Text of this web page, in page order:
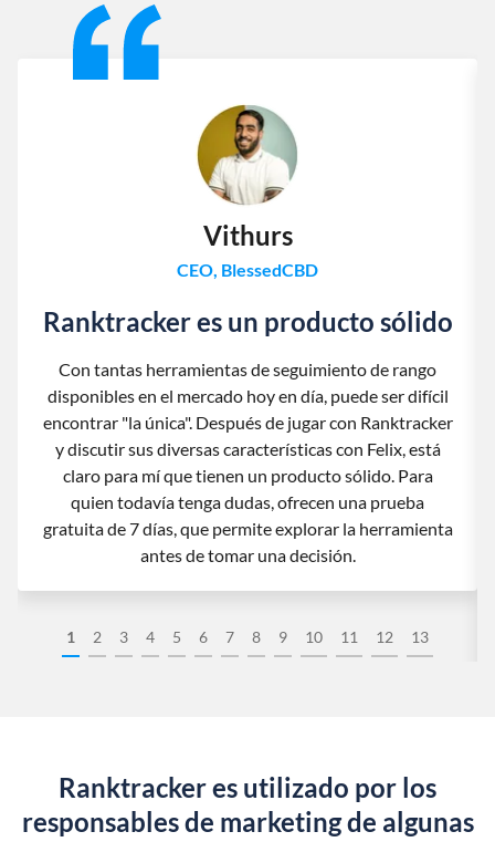
1 2 3 4 5 6 7 8 9 10 11 12 13
Vithurs
CEO, BlessedCBD
Ranktracker es un producto sólido
Con tantas herramientas de seguimiento de rango
disponibles en el mercado hoy en día, puede ser difícil
encontrar "la única". Después de jugar con Ranktracker
y discutir sus diversas características con Felix, está
claro para mí que tienen un producto sólido. Para
quien todavía tenga dudas, ofrecen una prueba
gratuita de 7 días, que permite explorar la herramienta
antes de tomar una decisión.
Ranktracker es utilizado por los
responsables de marketing de algunas